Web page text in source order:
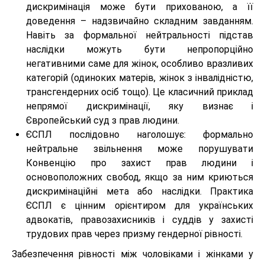
дискримінація може бути прихованою, а її
доведення – надзвичайно складним завданням.
Навіть за формальної нейтральності підстав
наслідки можуть бути непропорційно
негативними саме для жінок, особливо вразливих
категорій (одиноких матерів, жінок з інвалідністю,
трансгендерних осіб тощо). Це класичний приклад
непрямої дискримінації, яку визнає і
Європейський суд з прав людини.
ЄСПЛ послідовно наголошує: формально
нейтральне звільнення може порушувати
Конвенцію про захист прав людини і
основоположних свобод, якщо за ним криються
дискримінаційні мета або наслідки. Практика
ЄСПЛ є цінним орієнтиром для українських
адвокатів, правозахисників і суддів у захисті
трудових прав через призму гендерної рівності.
Забезпечення рівності між чоловіками і жінками у